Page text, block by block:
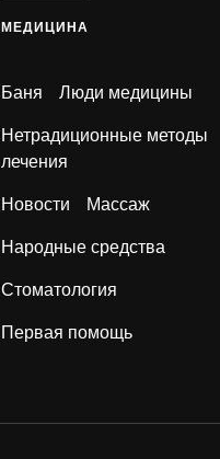
МЕДИЦИНА
Баня Люди медицины
Нетрадиционные методы
лечения
Новости Массаж
Народные средства
Стоматология
Первая помощь